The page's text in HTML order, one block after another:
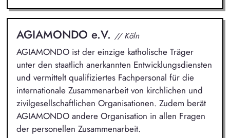
AGIAMONDO e.V. // Köln
AGIAMONDO ist der einzige katholische Träger
unter den staatlich anerkannten Entwicklungsdiensten
und vermittelt qualifiziertes Fachpersonal für die
internationale Zusammenarbeit von kirchlichen und
zivilgesellschaftlichen Organisationen. Zudem berät
AGIAMONDO andere Organisation in allen Fragen
der personellen Zusammenarbeit.